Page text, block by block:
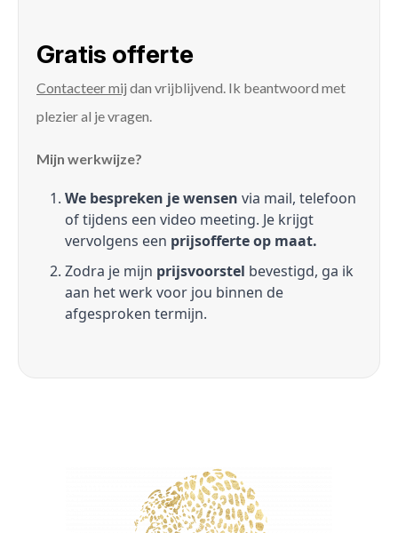
Gratis offerte
Contacteer mij dan vrijblijvend. Ik beantwoord met
plezier al je vragen.
Mijn werkwijze?
We bespreken je wensen via mail, telefoon
of tijdens een video meeting. Je krijgt
vervolgens een prijsofferte op maat.
Zodra je mijn prijsvoorstel bevestigd, ga ik
aan het werk voor jou binnen de
afgesproken termijn.